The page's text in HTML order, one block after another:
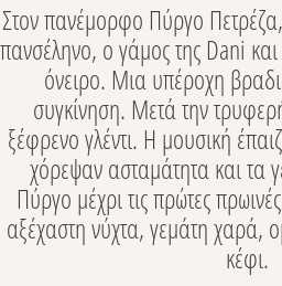
Στον πανέμορφο Πύργο
πανσέληνο, ο γάμος της Dani
όνειρο. Μια υπέροχη
συγκίνηση. Μετά την
ξέφρενο γλέντι. Η μουσική
χόρεψαν ασταμάτητα και τα
Πύργο μέχρι τις πρώτες
αξέχαστη νύχτα, γεμάτη χαρά,
κέφι.